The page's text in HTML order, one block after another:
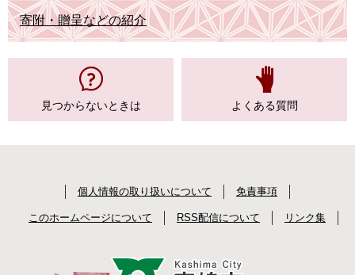
寄附・贈呈などの紹介
見つからないときは よくある質問
個人情報の取り扱いについて 免責事項
このホームページについて RSS配信について リンク集